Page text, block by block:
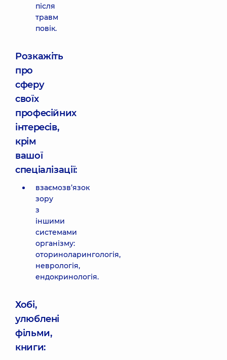
після
травм
повік.
Розкажіть
про
сферу
своїх
професійних
інтересів,
крім
вашої
спеціалізації:
взаємозв’язок
зору
з
іншими
системами
організму:
оториноларингологія,
неврологія,
ендокринологія.
Хобі,
улюблені
фільми,
книги: